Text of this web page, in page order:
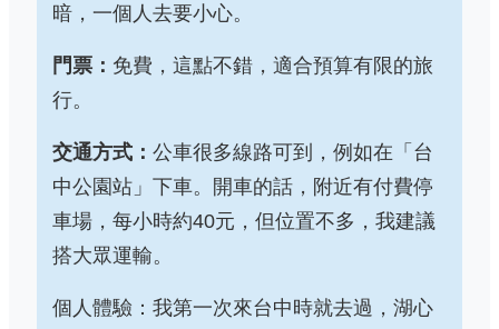
暗，一個人去要小心。
門票： 免費，這點不錯，適合預算有限的旅
行。
交通方式： 公車很多線路可到，例如在「台
中公園站」下車。開車的話，附近有付費停
車場，每小時約40元，但位置不多，我建議
搭大眾運輸。
個人體驗：我第一次來台中時就去過，湖心